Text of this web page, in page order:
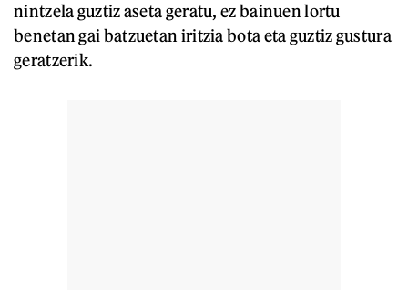
nintzela guztiz aseta geratu, ez bainuen lortu
benetan gai batzuetan iritzia bota eta guztiz gustura
geratzerik.